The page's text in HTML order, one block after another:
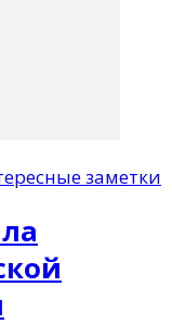
заметки